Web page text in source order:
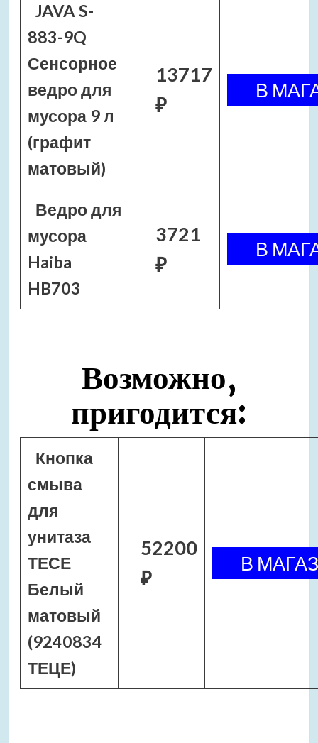
JAVA S-
883-9Q
Сенсорное
ведро для
мусора 9 л
(графит
матовый)
13717
₽
Ведро для
мусора
Haiba
HB703
3721
₽
Возможно,
пригодится:
Кнопка
смыва
для
унитаза
ТЕСЕ
Белый
матовый
(9240834
ТЕЦЕ)
52200
₽